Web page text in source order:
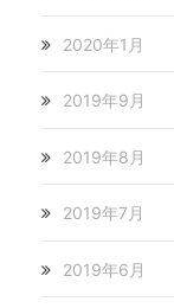
2020年1月
2019年9月
2019年8月
2019年7月
2019年6月